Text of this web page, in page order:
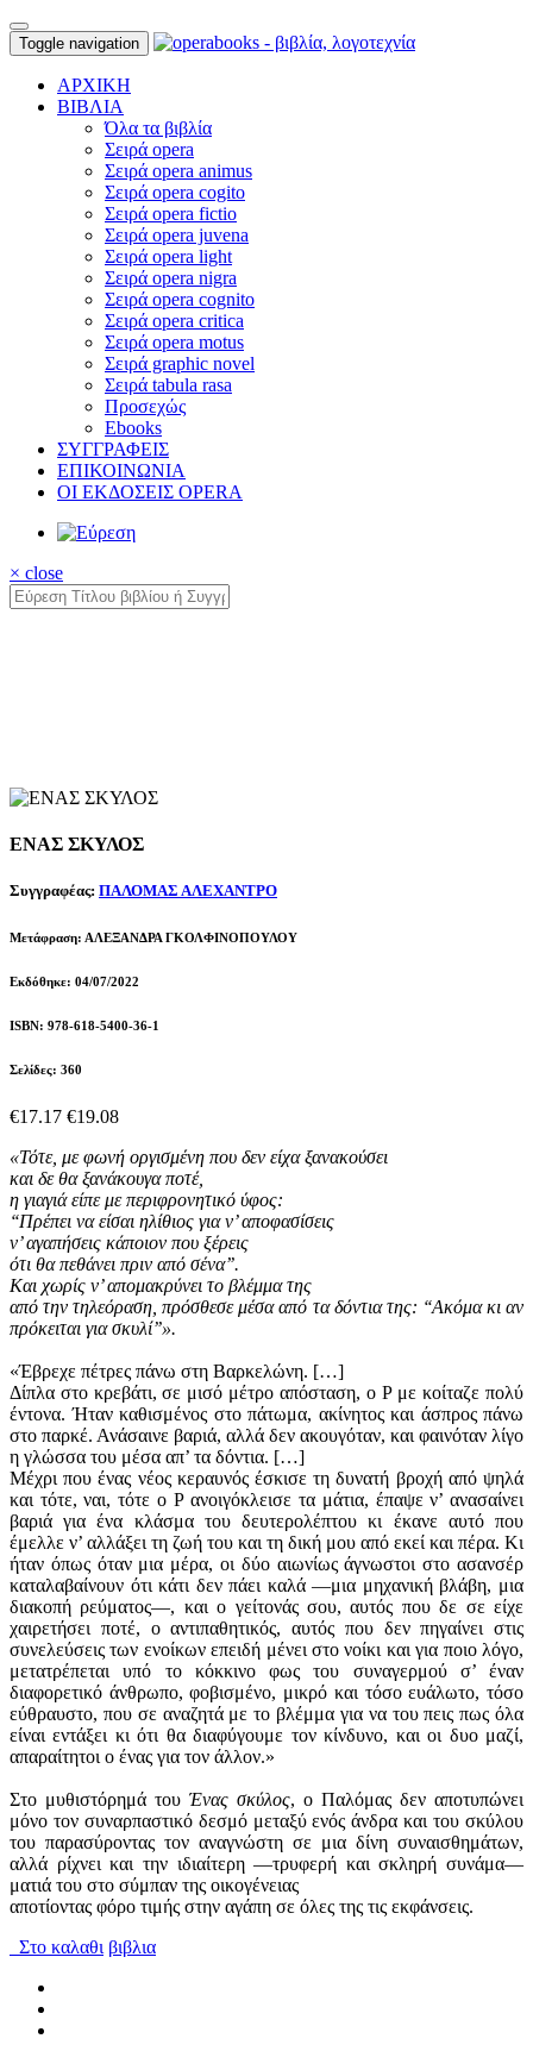
Toggle navigation
ΑΡΧΙΚΗ
ΒΙΒΛΙΑ
Όλα τα βιβλία
Σειρά opera
Σειρά opera animus
Σειρά opera cogito
Σειρά opera fictio
Σειρά opera juvena
Σειρά opera light
Σειρά opera nigra
Σειρά opera cognito
Σειρά opera critica
Σειρά opera motus
Σειρά graphic novel
Σειρά tabula rasa
Προσεχώς
Ebooks
ΣΥΓΓΡΑΦΕΙΣ
ΕΠΙΚΟΙΝΩΝΙΑ
ΟΙ ΕΚΔΟΣΕΙΣ OPERA
× close
ΕΝΑΣ ΣΚΥΛΟΣ
Συγγραφέας: ΠΑΛΟΜΑΣ ΑΛΕΧΑΝΤΡΟ
Μετάφραση: ΑΛΕΞΑΝΔΡΑ ΓΚΟΛΦΙΝΟΠΟΥΛΟΥ
Εκδόθηκε: 04/07/2022
ISBN: 978-618-5400-36-1
Σελίδες: 360
€17.17 €19.08
«Τότε, με φωνή οργισμένη που δεν είχα ξανακούσει
και δε θα ξανάκουγα ποτέ,
η γιαγιά είπε με περιφρονητικό ύφος:
‘‘Πρέπει να είσαι ηλίθιος για ν’ αποφασίσεις
ν’ αγαπήσεις κάποιον που ξέρεις
ότι θα πεθάνει πριν από σένα’’.
Και χωρίς ν’ απομακρύνει το βλέμμα της
από την τηλεόραση, πρόσθεσε μέσα από τα δόντια της: ‘‘Ακόμα κι αν
πρόκειται για σκυλί’’».
«Έβρεχε πέτρες πάνω στη Βαρκελώνη. […]
Δίπλα στο κρεβάτι, σε μισό μέτρο απόσταση, ο Ρ με κοίταζε πολύ
έντονα. Ήταν καθισμένος στο πάτωμα, ακίνητος και άσπρος πάνω
στο παρκέ. Ανάσαινε βαριά, αλλά δεν ακουγόταν, και φαινόταν λίγο
η γλώσσα του μέσα απ’ τα δόντια. […]
Μέχρι που ένας νέος κεραυνός έσκισε τη δυνατή βροχή από ψηλά
και τότε, ναι, τότε ο Ρ ανοιγόκλεισε τα μάτια, έπαψε ν’ ανασαίνει
βαριά για ένα κλάσμα του δευτερολέπτου κι έκανε αυτό που
έμελλε ν’ αλλάξει τη ζωή του και τη δική μου από εκεί και πέρα. Κι
ήταν όπως όταν μια μέρα, οι δύο αιωνίως άγνωστοι στο ασανσέρ
καταλαβαίνουν ότι κάτι δεν πάει καλά —μια μηχανική βλάβη, μια
διακοπή ρεύματος—, και ο γείτονάς σου, αυτός που δε σε είχε
χαιρετήσει ποτέ, ο αντιπαθητικός, αυτός που δεν πηγαίνει στις
συνελεύσεις των ενοίκων επειδή μένει στο νοίκι και για ποιο λόγο,
μετατρέπεται υπό το κόκκινο φως του συναγερμού σ’ έναν
διαφορετικό άνθρωπο, φοβισμένο, μικρό και τόσο ευάλωτο, τόσο
εύθραυστο, που σε αναζητά με το βλέμμα για να του πεις πως όλα
είναι εντάξει κι ότι θα διαφύγουμε τον κίνδυνο, και οι δυο μαζί,
απαραίτητοι ο ένας για τον άλλον.»
Στο μυθιστόρημά του Ένας σκύλος, ο Παλόμας δεν αποτυπώνει
μόνο τον συναρπαστικό δεσμό μεταξύ ενός άνδρα και του σκύλου
του παρασύροντας τον αναγνώστη σε μια δίνη συναισθημάτων,
αλλά ρίχνει και την ιδιαίτερη —τρυφερή και σκληρή συνάμα—
ματιά του στο σύμπαν της οικογένειας
αποτίοντας φόρο τιμής στην αγάπη σε όλες της τις εκφάνσεις.
Στο καλαθι βιβλια